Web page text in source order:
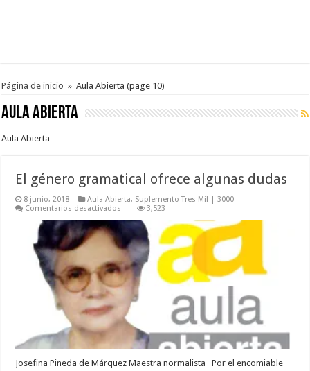
Página de inicio » Aula Abierta (page 10)
Aula Abierta
Aula Abierta
El género gramatical ofrece algunas dudas
8 junio, 2018 Aula Abierta, Suplemento Tres Mil | 3000
Comentarios desactivados
género
gramatical
ofrece
algunas
dudas
3,523
Josefina Pineda de Márquez Maestra normalista Por el encomiable